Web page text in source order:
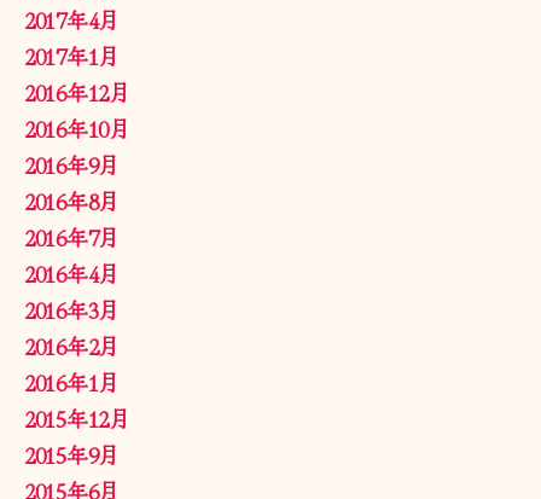
2017年4月
2017年1月
2016年12月
2016年10月
2016年9月
2016年8月
2016年7月
2016年4月
2016年3月
2016年2月
2016年1月
2015年12月
2015年9月
2015年6月